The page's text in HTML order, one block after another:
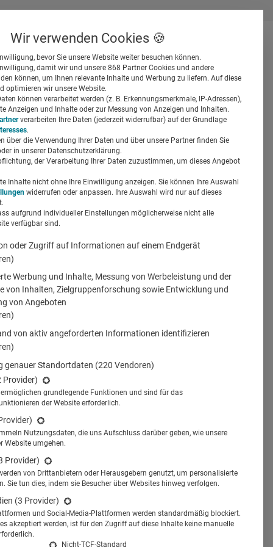
Suchen
pushen
Wir verwenden Cookies 🍪
bevor Sie unsere Website weiter besuchen können.
damit wir und unsere 868 Partner Cookies und andere
können, um Ihnen relevante Inhalte und Werbung zu liefern. Auf diese
optimieren wir unsere Website.
können verarbeitet werden (z. B. Erkennungsmerkmale, IP-Adressen),
Anzeigen und Inhalte oder zur Messung von Anzeigen und Inhalten.
verarbeiten Ihre Daten (jederzeit widerrufbar) auf der Grundlage
.
über die Verwendung Ihrer Daten und über unsere Partner finden Sie
in unserer Datenschutzerklärung.
der Verarbeitung Ihrer Daten zuzustimmen, um dieses Angebot
Inhalte nicht ohne Ihre Einwilligung anzeigen. Sie können Ihre Auswahl
widerrufen oder anpassen. Ihre Auswahl wird nur auf dieses
aufgrund individueller Einstellungen möglicherweise nicht alle
verfügbar sind.
oder Zugriff auf Informationen auf einem Endgerät
Werbung und Inhalte, Messung von Werbeleistung und der
von Inhalten, Zielgruppenforschung sowie Entwicklung und
von Angeboten
von aktiv angeforderten Informationen identifizieren
genauer Standortdaten (220 Vendoren)
Provider)
ermöglichen grundlegende Funktionen und sind für das
der Website erforderlich.
Nutzungsdaten, die uns Aufschluss darüber geben, wie unsere
Website umgehen.
Provider)
von Drittanbietern oder Herausgebern genutzt, um personalisierte
Sie tun dies, indem sie Besucher über Websites hinweg verfolgen.
(3 Provider)
und Social-Media-Plattformen werden standardmäßig blockiert.
akzeptiert werden, ist für den Zugriff auf diese Inhalte keine manuelle
Nicht-TCF-Standard